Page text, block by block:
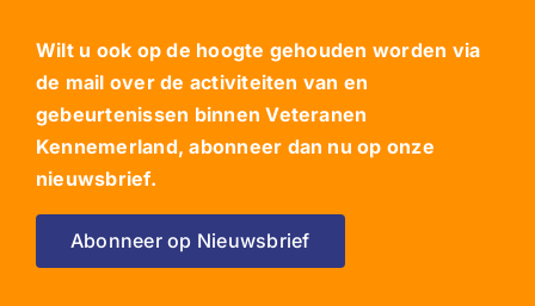
Wilt u ook op de hoogte gehouden worden via
de mail over de activiteiten van en
gebeurtenissen binnen Veteranen
Kennemerland, abonneer dan nu op onze
nieuwsbrief.
Abonneer op Nieuwsbrief